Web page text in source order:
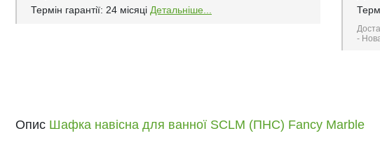
Термін гарантії: 24 місяці Детальніше...
-
Опис Шафка навісна для ванної SCLM (ПНС) Fancy Marble